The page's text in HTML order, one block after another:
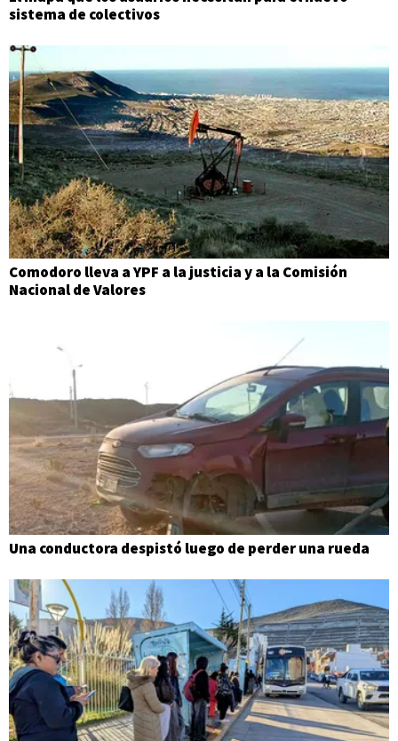
sistema de colectivos
Comodoro lleva a YPF a la justicia y a la Comisión
Nacional de Valores
Una conductora despistó luego de perder una rueda